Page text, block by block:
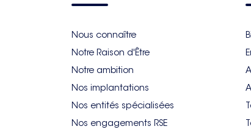
Nous connaître
Notre Raison d'Être
Notre ambition
Nos implantations
Nos entités spécialisées
Nos engagements RSE